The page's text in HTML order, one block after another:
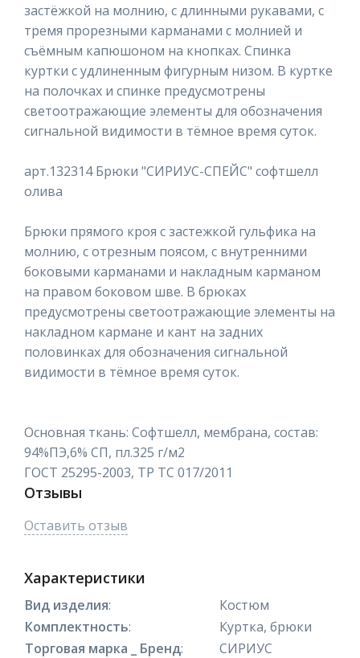
застёжкой на молнию, с длинными рукавами, с
тремя прорезными карманами с молнией и
съёмным капюшоном на кнопках. Спинка
куртки с удлиненным фигурным низом. В куртке
на полочках и спинке предусмотрены
светоотражающие элементы для обозначения
сигнальной видимости в тёмное время суток.
арт.132314 Брюки "СИРИУС-СПЕЙС" софтшелл
олива
Брюки прямого кроя с застежкой гульфика на
молнию, с отрезным поясом, с внутренними
боковыми карманами и накладным карманом
на правом боковом шве. В брюках
предусмотрены светоотражающие элементы на
накладном кармане и кант на задних
половинках для обозначения сигнальной
видимости в тёмное время суток.
Основная ткань: Софтшелл, мембрана, состав:
94%ПЭ,6% СП, пл.325 г/м2
ГОСТ 25295-2003, ТР ТС 017/2011
Отзывы
Оставить отзыв
Характеристики
Вид изделия:
Костюм
Комплектность:
Куртка, брюки
Торговая марка _ Бренд:
СИРИУС